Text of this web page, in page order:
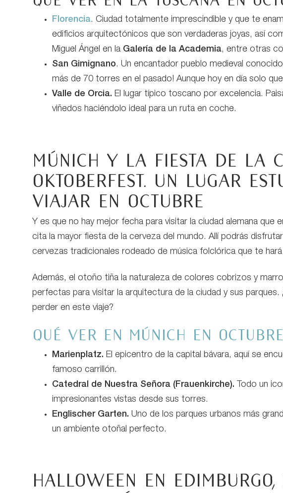
Florencia. Ciudad totalmente imprescindible y que te
edificios arquitectónicos que son verdaderas joyas, así
Miguel Ángel en la Galería de la Academia, entre otras
San Gimignano. Un encantador pueblo medieval
más de 70 torres en el pasado! Aunque hoy en día solo
Valle de Orcia. El lugar típico toscano por excelencia.
viñedos haciéndolo ideal para un ruta en coche.
Múnich y la fiesta de la
Oktoberfest. Un lugar
viajar en octubre
Y es que no hay mejor fecha para visitar la ciudad alemana que
cita la mayor fiesta de la cerveza del mundo. Allí podrás
cervezas tradicionales rodeado de música folclórica que te hará
Además, el otoño tiña la naturaleza de colores cobrizos y
perfectas para visitar la arquitectura de la ciudad y sus
perder en este viaje?
Qué ver en Múnich en octubre
Marienplatz. El epicentro de la capital bávara, aquí se
famoso carrillón.
Catedral de Nuestra Señora (Frauenkirche). Todo un
impresionantes vistas desde sus torres.
Englischer Garten. Uno de los parques urbanos más
un ambiente otoñal perfecto.
Halloween en Edimburgo,